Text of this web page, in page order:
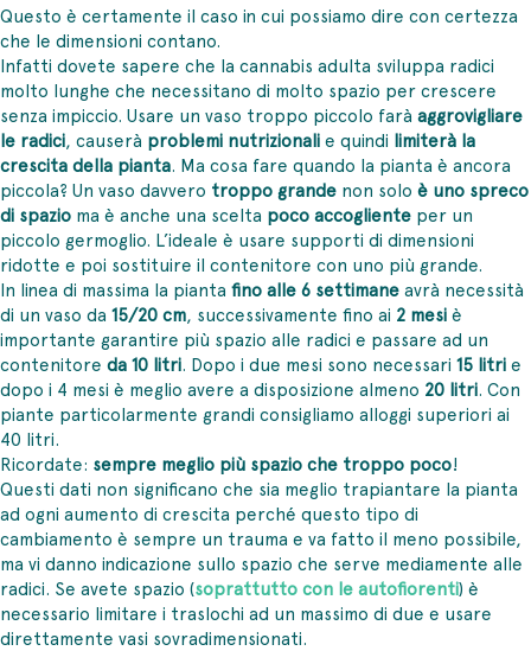
Questo è certamente il caso in cui possiamo dire con certezza
che le dimensioni contano.
Infatti dovete sapere che la cannabis adulta sviluppa radici
molto lunghe che necessitano di molto spazio per crescere
senza impiccio. Usare un vaso troppo piccolo farà aggrovigliare
le radici, causerà problemi nutrizionalie quindi limiterà la
crescita della pianta. Ma cosa fare quando la pianta è ancora
piccola? Un vaso davvero troppo grande non solo è uno spreco
di spazio ma è anche una scelta poco accogliente per un
piccolo germoglio. L’ideale è usare supporti di dimensioni
ridotte e poi sostituire il contenitore con uno più grande.
In linea di massima la pianta fino alle 6 settimaneavrà necessità
di un vaso da 15/20 cm, successivamente fino ai 2 mesiè
importante garantire più spazio alle radici e passare ad un
contenitore da 10 litri. Dopo i due mesi sono necessari 15 litrie
dopo i 4 mesi è meglio avere a disposizione almeno 20 litri. Con
piante particolarmente grandi consigliamo alloggi superiori ai
40 litri.
Ricordate: sempre meglio più spazio che troppo poco!
Questi dati non significano che sia meglio trapiantare la pianta
ad ogni aumento di crescita perché questo tipo di
cambiamento è sempre un trauma e va fatto il meno possibile,
ma vi danno indicazione sullo spazio che serve mediamente alle
radici. Se avete spazio (soprattutto con le autofiorenti) è
necessario limitare i traslochi ad un massimo di due e usare
direttamente vasi sovradimensionati.